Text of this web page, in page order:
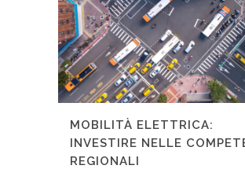
MOBILITÀ ELETTRICA:
INVESTIRE NELLE
REGIONALI